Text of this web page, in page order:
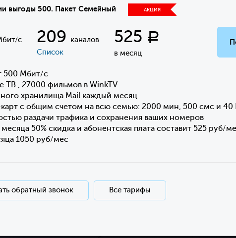
выгоды 500. Пакет Семейный АКЦИЯ
с
209 каналов
Список
525 Р
в месяц
500 Мбит/с
ТВ , 27000 фильмов в WinkTV
хранилища Mail каждый месяц
с общим счетом на всю семью: 2000 мин, 500 смс и 40
раздачи трафика и сохранения ваших номеров
50% скидка и абонентская плата составит 525 руб/
1050 руб/мес
обратный звонок Все тарифы